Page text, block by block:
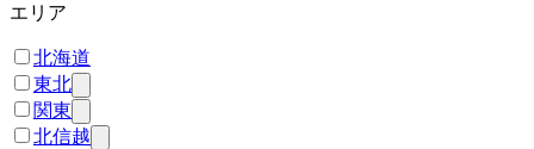
エリア
北海道
東北
関東
北信越